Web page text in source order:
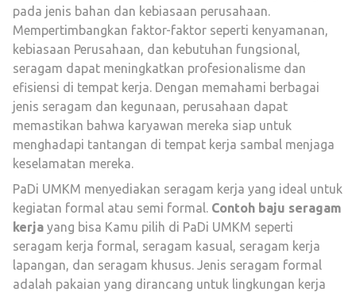
pada jenis bahan dan kebiasaan perusahaan.
Mempertimbangkan faktor-faktor seperti kenyamanan,
kebiasaan Perusahaan, dan kebutuhan fungsional,
seragam dapat meningkatkan profesionalisme dan
efisiensi di tempat kerja. Dengan memahami berbagai
jenis seragam dan kegunaan, perusahaan dapat
memastikan bahwa karyawan mereka siap untuk
menghadapi tantangan di tempat kerja sambal menjaga
keselamatan mereka.
PaDi UMKM menyediakan seragam kerja yang ideal untuk
kegiatan formal atau semi formal. Contoh baju seragam
kerja yang bisa Kamu pilih di PaDi UMKM seperti
seragam kerja formal, seragam kasual, seragam kerja
lapangan, dan seragam khusus. Jenis seragam formal
adalah pakaian yang dirancang untuk lingkungan kerja